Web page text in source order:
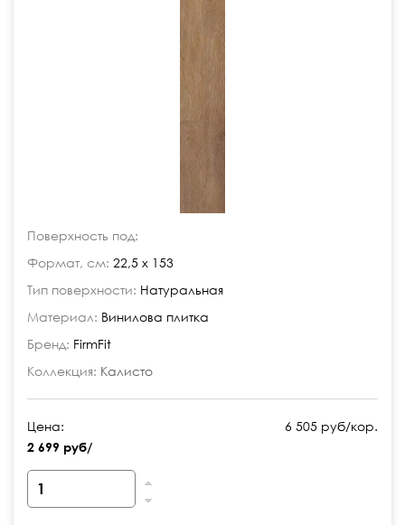
Поверхность под:
Формат, см: 22,5 x 153
Тип поверхности: Натуральная
Материал: Винилова плитка
Бренд: FirmFit
Коллекция: Калисто
Цена:
2 699 руб/
6 505 руб/кор.